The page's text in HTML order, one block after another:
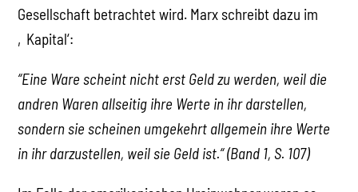
Gesellschaft betrachtet wird. Marx schreibt dazu im
‚Kapital‘:
“Eine Ware scheint nicht erst Geld zu werden, weil die
andren Waren allseitig ihre Werte in ihr darstellen,
sondern sie scheinen umgekehrt allgemein ihre Werte
in ihr darzustellen, weil sie Geld ist.“ (Band 1, S. 107)